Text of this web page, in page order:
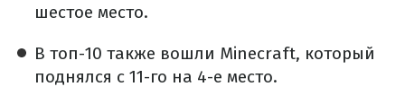
шестое место.
В топ-10 также вошли Minecraft, который
поднялся с 11-го на 4-е место.